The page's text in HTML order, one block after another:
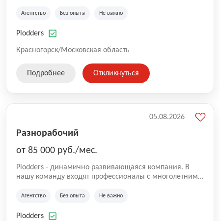
на рынке аутсорсинга, а накопленный опыт позволяют
оказываемых услуг.
Агентство Без опыта Не важно
Plodders
Красногорск/Московская область
Подробнее Откликнуться
Разнорабочий
от 85 000 руб./мес.
Plodders - динамично развивающаяся компания. В
нашу команду входят профессионалы с многолетним
на рынке аутсорсинга, а накопленный опыт позволяют
оказываемых услуг.
Агентство Без опыта Не важно
Plodders
05.08.2026